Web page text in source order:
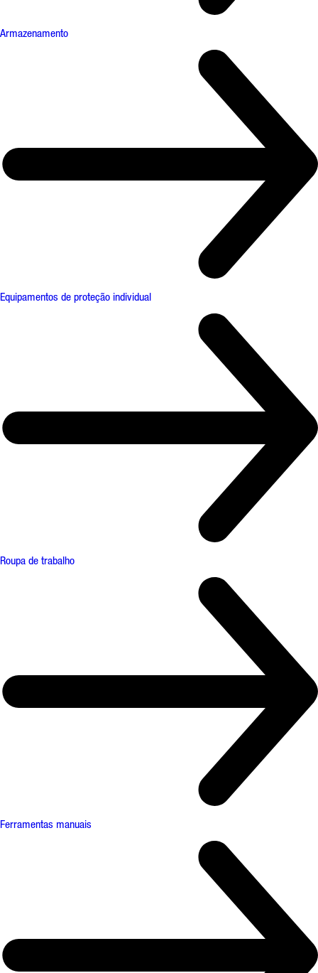
Armazenamento
Equipamentos de proteção individual
Roupa de trabalho
Ferramentas manuais